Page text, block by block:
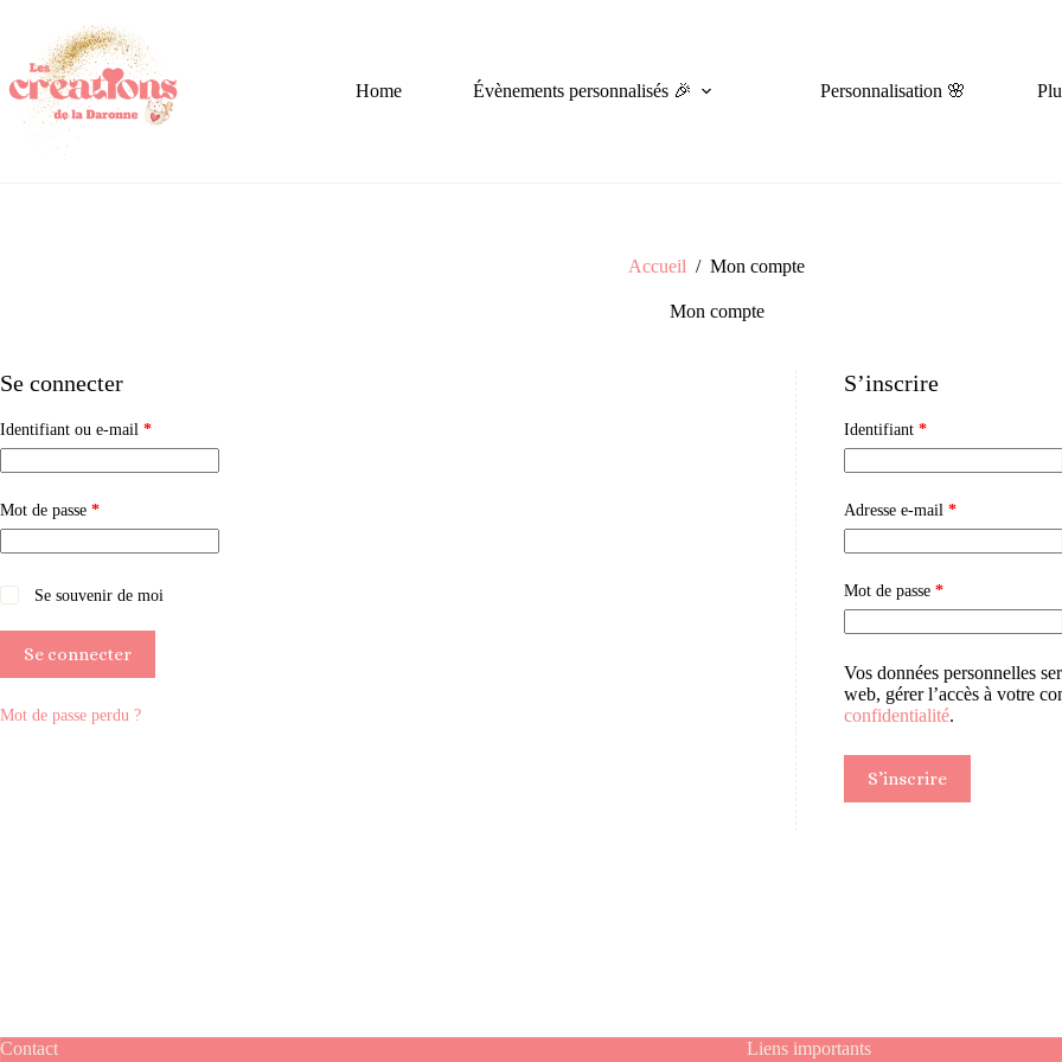
contenu
Home
Évènements personnalisés 🎉 Personnalisation 🌸
Accueil / Mon compte
Mon compte
Se connecter
Identifiant ou e-mail *Obligatoire
Mot de passe *Obligatoire
Se souvenir de moi
Se connecter
Mot de passe perdu ?
S’inscrire
Identifiant *Obligatoire
Adresse e-mail *Obligatoire
Mot de passe *Obligatoire
Vos données personnelles
web, gérer l’accès à votre
confidentialité.
S’inscrire
Contact Liens importants